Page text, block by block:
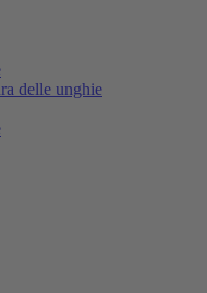
delle unghie